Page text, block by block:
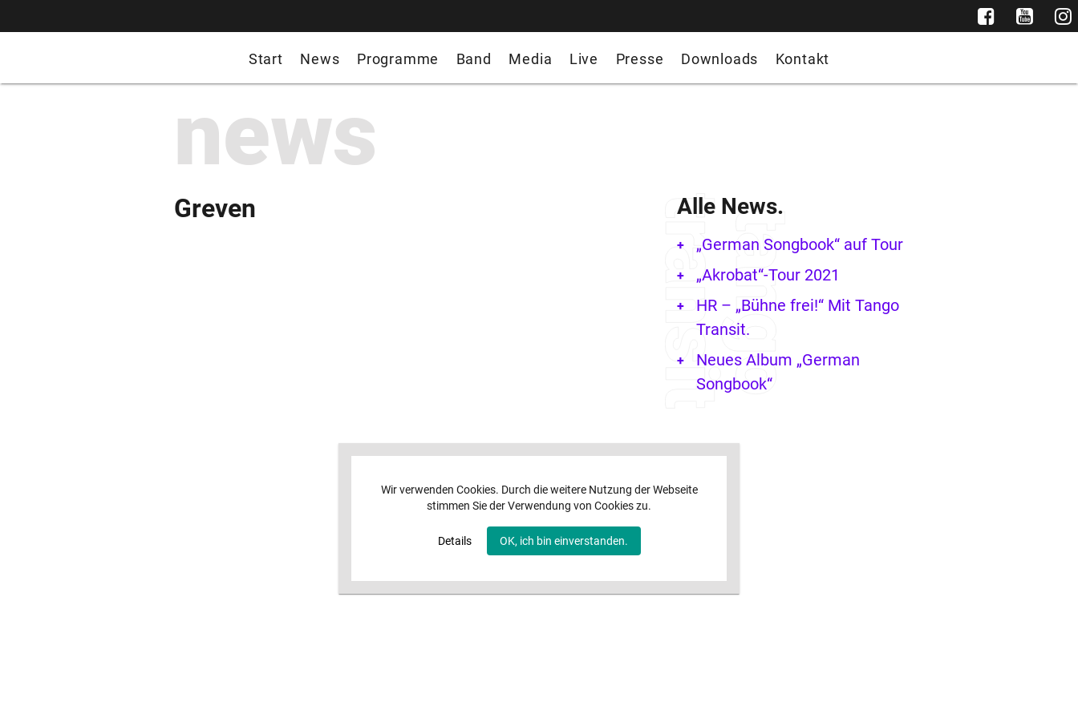
Start News Programme Band Media Live Presse Downloads Kontakt
Wir verwenden Cookies. Durch die weitere Nutzung der Webseite
stimmen Sie der Verwendung von Cookies zu.
Details OK, ich bin einverstanden.
news
Greven Alle News.
„German Songbook“ auf Tour
„Akrobat“-Tour 2021
HR – „Bühne frei!“ Mit Tango
Transit.
Neues Album „German
Songbook“